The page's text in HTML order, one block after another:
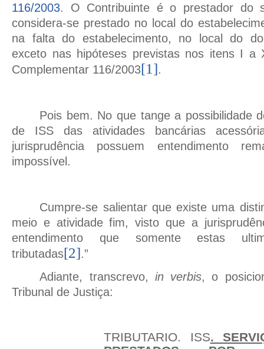
116/2003. O Contribuinte é o prestador do
considera-se prestado no local do
na falta do estabelecimento, no local do
exceto nas hipóteses previstas nos itens I
Complementar 116/2003[1].
Pois bem. No que tange a possibilidade
de ISS das atividades bancárias
jurisprudência possuem entendimento
impossível.
Cumpre-se salientar que existe uma
meio e atividade fim, visto que a
entendimento que somente estas
tributadas[2].”
Adiante, transcrevo, in verbis, o
Tribunal de Justiça:
TRIBUTARIO. ISS.